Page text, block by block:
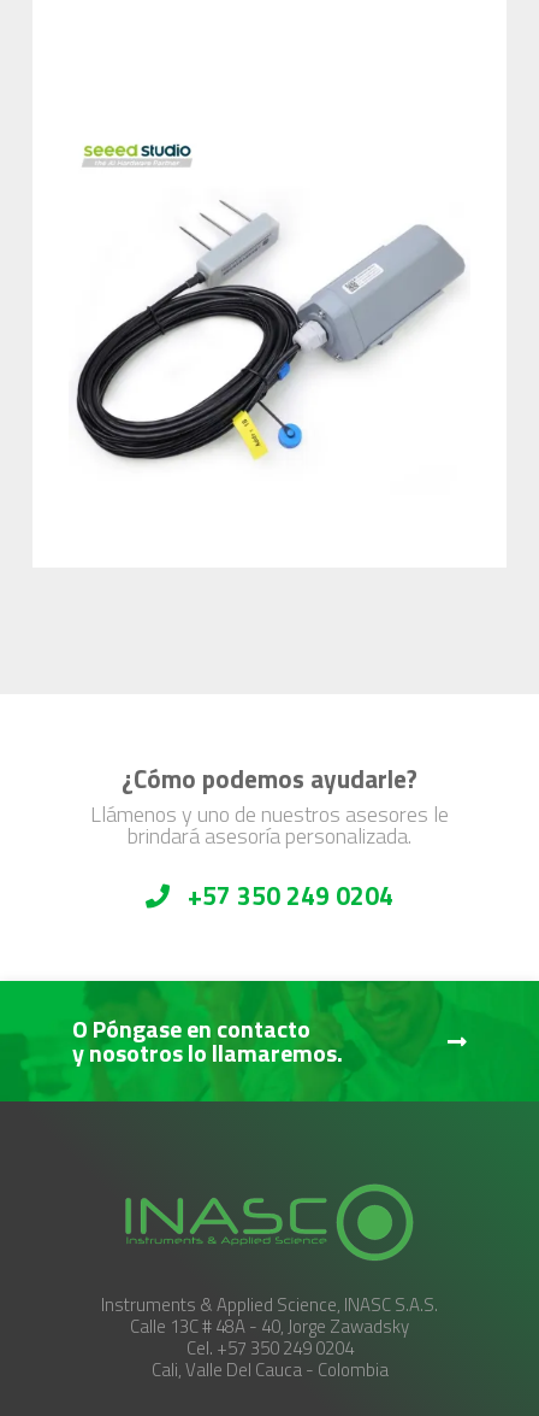
¿Cómo podemos ayudarle?
Llámenos y uno de nuestros asesores le
brindará asesoría personalizada.
+57 350 249 0204
O Póngase en contacto
y nosotros lo llamaremos.
Instruments & Applied Science, INASC S.A.S.
Calle 13C # 48A - 40, Jorge Zawadsky
Cel. +57 350 249 0204
Cali, Valle Del Cauca - Colombia